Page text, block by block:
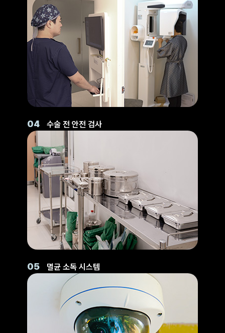
04 수술 전 안전 검사
05 멸균 소독 시스템